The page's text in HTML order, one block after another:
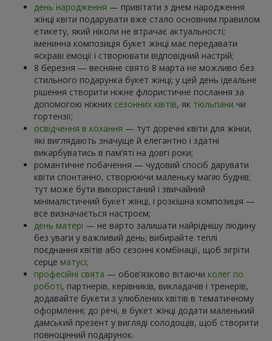
день народження — привітати з днем народження
жінці квіти подарувати вже стало основним правилом
етикету, який ніколи не втрачає актуальності;
іменинна композиція букет жінці має передавати
яскраві емоції і створювати відповідний настрій;
8 березня — весняне свято 8 марта не можливо без
стильного подарунка букет жінці; у цей день ідеальне
рішення створити ніжне флористичне послання за
допомогою ніжних сезонних квітів, як тюльпани чи
гортензії;
освідчення в кохання — тут доречні квіти для жінки,
які виглядають значуще й елегантно і здатні
викарбуватись в пам’яті на довгі роки;
романтичне побачення — чудовий спосіб дарувати
квіти спонтанно, створюючи маленьку магію буднів;
тут може бути використаний і звичайний
мінімалістичний букет жінці, і розкішна композиція —
все визначається настроєм;
день матері — не варто залишати найріднішу людину
без уваги у важливий день; вибирайте теплі
поєднання квітів або сезонні комбінації, щоб зігріти
серце матусі;
професійні свята — обов’язково вітаючи колег по
роботі, партнерів, керівників, викладачів і тренерів,
додавайте букети з улюблених квітів в тематичному
оформленні; до речі, в букет жінці додати маленький
дамський презент у вигляді солодощів, щоб створити
повноцінний подарунок.